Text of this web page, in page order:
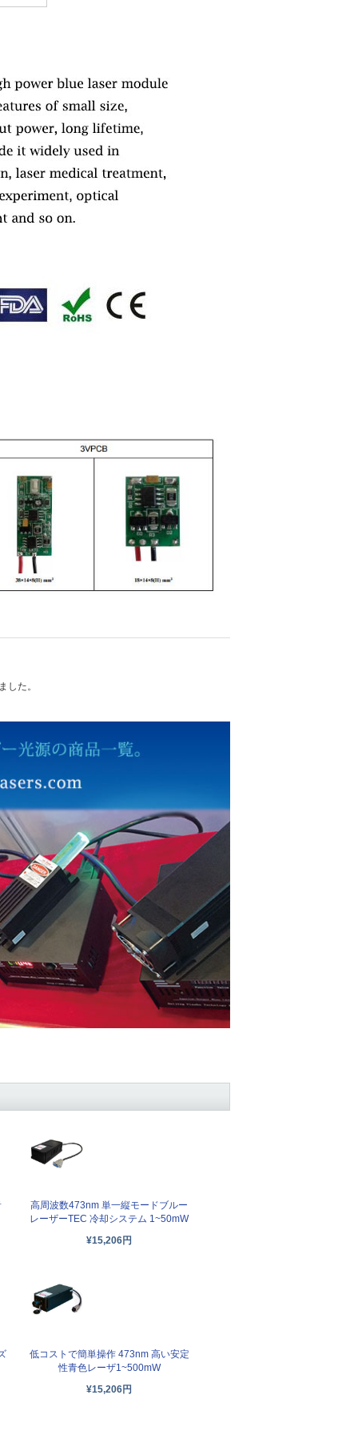
した。
高周波数473nm 単一縦モードブルー
レーザーTEC 冷却システム 1~50mW
¥15,206円
低コストで簡単操作 473nm 高い安定
性青色レーザ1~500mW
¥15,206円